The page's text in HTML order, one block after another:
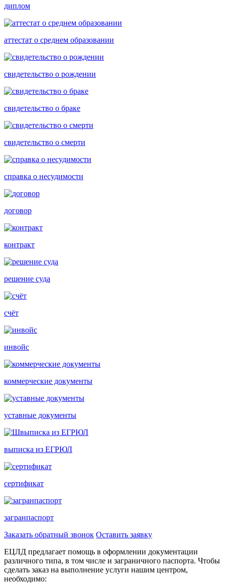
диплом
аттестат о среднем образовании
свидетельство о рождении
свидетельство о браке
свидетельство о смерти
справка о несудимости
договор
контракт
решение суда
счёт
инвойс
коммерческие документы
уставные документы
выписка из ЕГРЮЛ
сертификат
загранпаспорт
Заказать обратный звонок Оставить заявку
ЕЦЛД предлагает помощь в оформлении документации
различного типа, в том числе и заграничного паспорта. Чтобы
сделать заказ на выполнение услуги нашим центром,
необходимо: